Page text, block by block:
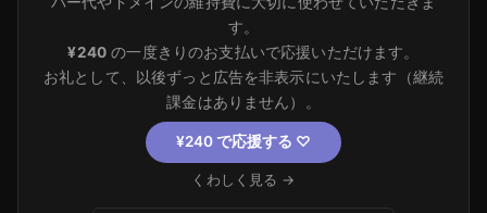
す。
¥240 の一度きりのお支払いで応援いただけます。
お礼として、以後ずっと広告を非表示にいたします（継続
課金はありません）。
¥240 で応援する ♡
くわしく見る →